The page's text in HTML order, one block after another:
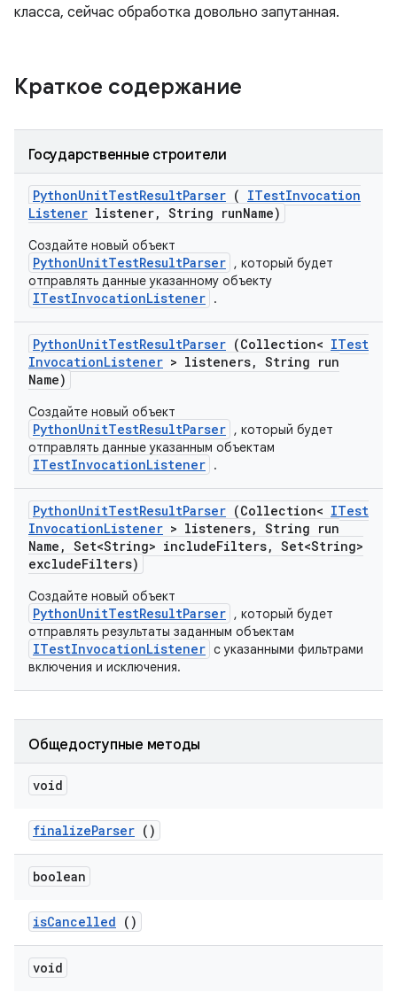
класса, сейчас обработка довольно запутанная.
Краткое содержание
Государственные строители
PythonUnitTestResultParser ( ITestInvocation
Listener listener, String runName)
Создайте новый объект
PythonUnitTestResultParser , который будет
отправлять данные указанному объекту
ITestInvocationListener .
PythonUnitTestResultParser (Collection< ITest
InvocationListener > listeners, String run
Name)
Создайте новый объект
PythonUnitTestResultParser , который будет
отправлять данные указанным объектам
ITestInvocationListener .
PythonUnitTestResultParser (Collection< ITest
InvocationListener > listeners, String run
Name , Set<String> includeFilters, Set<String>
excludeFilters)
Создайте новый объект
PythonUnitTestResultParser , который будет
отправлять результаты заданным объектам
ITestInvocationListener с указанными фильтрами
включения и исключения.
Общедоступные методы
void
finalizeParser ()
boolean
isCancelled ()
void